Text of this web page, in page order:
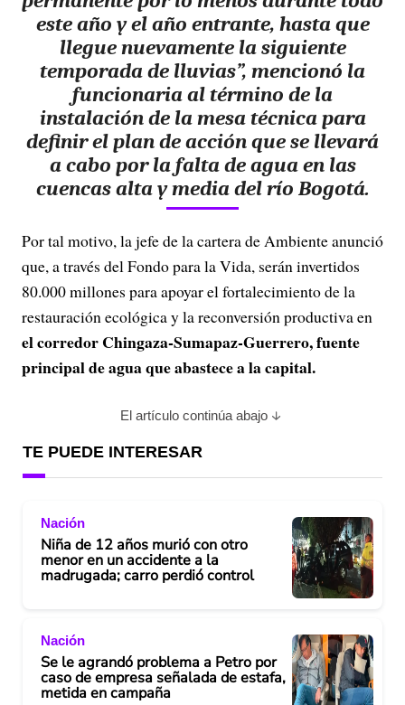
este año y el año entrante, hasta que
llegue nuevamente la siguiente
temporada de lluvias”, mencionó la
funcionaria al término de la
instalación de la mesa técnica para
definir el plan de acción que se llevará
a cabo por la falta de agua en las
cuencas alta y media del río Bogotá.
Por tal motivo, la jefe de la cartera de Ambiente anunció
que, a través del Fondo para la Vida, serán invertidos
80.000 millones para apoyar el fortalecimiento de la
restauración ecológica y la reconversión productiva en
el corredor Chingaza-Sumapaz-Guerrero, fuente
principal de agua que abastece a la capital.
El artículo continúa abajo
TE PUEDE INTERESAR
Nación
Niña de 12 años murió con otro
menor en un accidente a la
madrugada; carro perdió control
Nación
Se le agrandó problema a Petro por
caso de empresa señalada de estafa,
metida en campaña